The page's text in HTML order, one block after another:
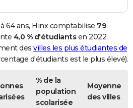
64 ans, Hinx comptabilise 79
4,0 % d'étudiantsen 2022.
des villes les plus étudiantes de
d'étudiants est le plus élevé).
% de la
population
scolarisée
Moyenne
des villes